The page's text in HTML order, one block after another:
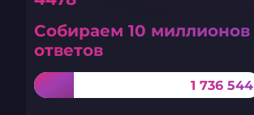
Собираем 10 миллионов
ответов
1 736 544